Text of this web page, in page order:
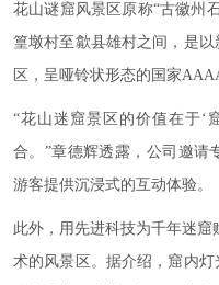
花山谜窟风景区原称“古徽州
篁墩村至歙县雄村之间，是
区，呈哑铃状形态的国家
“花山迷窟景区的价值在于‘
合。”章德辉透露，公司邀请
游客提供沉浸式的互动体验。
此外，用先进科技为千年迷
术的风景区。据介绍，窟内